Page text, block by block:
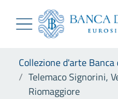
Skip to Main Content
Vai al sito istituzionale
Vai al menu di
Vai alla ricerca
Vai al footer
Collezione d'arte
Telemaco Signorini,
Riomaggiore